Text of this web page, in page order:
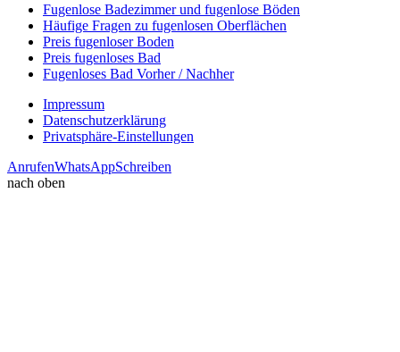
Fugenlose Badezimmer und fugenlose Böden
Häufige Fragen zu fugenlosen Oberflächen
Preis fugenloser Boden
Preis fugenloses Bad
Fugenloses Bad Vorher / Nachher
Impressum
Datenschutzerklärung
Privatsphäre-Einstellungen
AnrufenWhatsAppSchreiben
nach oben